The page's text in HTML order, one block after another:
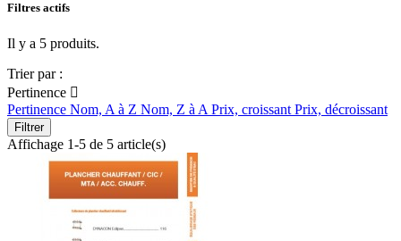
Filtres actifs
Il y a 5 produits.
Trier par :
Pertinence 
Pertinence Nom, A à Z Nom, Z à A Prix, croissant Prix, décroissant
Filtrer
Affichage 1-5 de 5 article(s)